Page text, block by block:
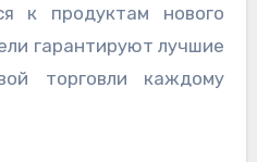
к продуктам нового
гарантируют лучшие
торговли каждому